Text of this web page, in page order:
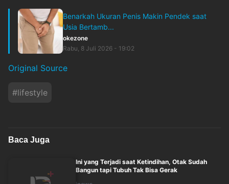
Benarkah Ukuran Penis Makin Pendek saat
Usia Bertamb...
okezone
Rabu, 8 Juli 2026 - 19:02
Original Source
#lifestyle
Baca Juga
Ini yang Terjadi saat Ketindihan, Otak Sudah
Bangun tapi Tubuh Tak Bisa Gerak